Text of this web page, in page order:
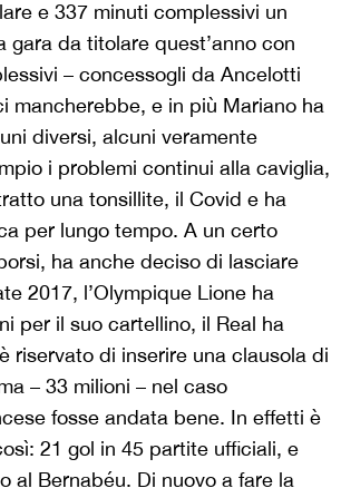
e 337 minuti complessivi un
gara da titolare quest’anno con
– concessogli da Ancelotti
mancherebbe, e in più Mariano ha
diversi, alcuni veramente
i problemi continui alla caviglia,
una tonsillite, il Covid e ha
per lungo tempo. A un certo
ha anche deciso di lasciare
2017, l’Olympique Lione ha
per il suo cartellino, il Real ha
riservato di inserire una clausola di
– 33 milioni – nel caso
fosse andata bene. In effetti è
21 gol in 45 partite ufficiali, e
al Bernabéu. Di nuovo a fare la